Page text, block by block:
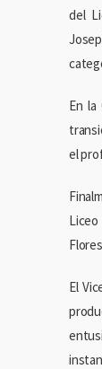
del
En la
el
El